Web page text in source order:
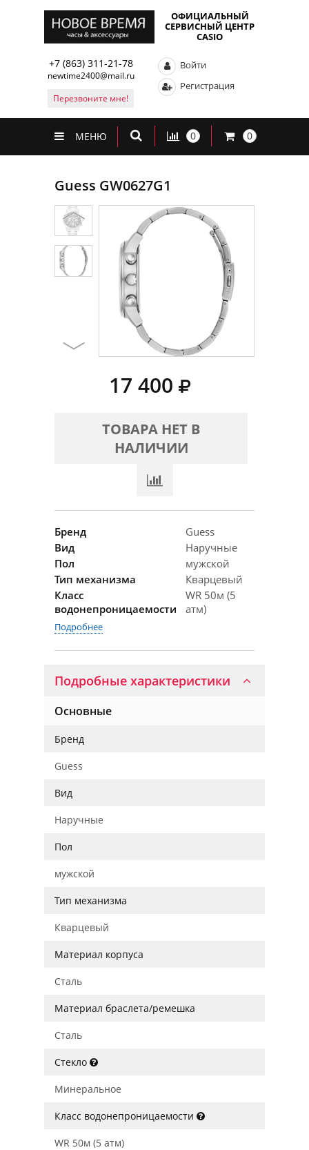
ОФИЦИАЛЬНЫЙ
СЕРВИСНЫЙ ЦЕНТР
CASIO
+7 (863) 311-21-78
newtime2400@mail.ru
Перезвоните мне!
Войти
Регистрация
МЕНЮ 0 0
Guess GW0627G1
17 400
ТОВАРА НЕТ В
НАЛИЧИИ
Бренд
Guess
Вид
Наручные
Пол
мужской
Тип механизма
Кварцевый
Класс
водонепроницаемости
WR 50м (5
атм)
Подробнее
Подробные характеристики
Основные
Бренд
Guess
Вид
Наручные
Пол
мужской
Тип механизма
Кварцевый
Материал корпуса
Сталь
Материал браслета/ремешка
Сталь
Стекло
Минеральное
Класс водонепроницаемости
WR 50м (5 атм)